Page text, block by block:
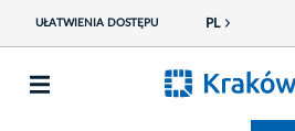
UŁATWIENIA DOSTĘPU PL